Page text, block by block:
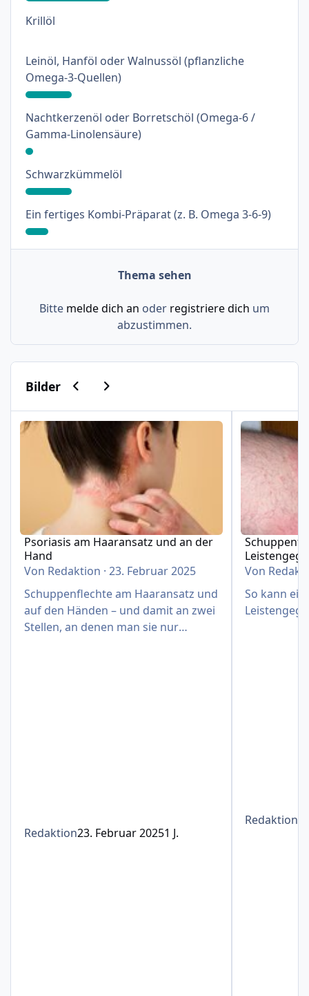
Krillöl: 0%
Leinöl, Hanföl oder Walnussöl (pflanzliche
Omega-3-Quellen): 18%
Nachtkerzenöl oder Borretschöl (Omega-6 /
Gamma-Linolensäure): 3%
Schwarzkümmelöl: 18%
Ein fertiges Kombi-Präparat (z. B. Omega 3-6-9): 9%
Thema sehen
Bitte melde dich an oder registriere dich um
abzustimmen.
BilderVorherige Karussell-Folie
Nächste Karussell-Folie
Psoriasis am Haaransatz und an der Hand
Psoriasis am Haaransatz und an der
Hand
Von Redaktion ·23. Februar 2025
Schuppenflechte am Haaransatz und
auf den Händen – und damit an zwei
Stellen, an denen man sie nur
Redaktion23. Februar 20251 J.
Von
So kann
Redaktion